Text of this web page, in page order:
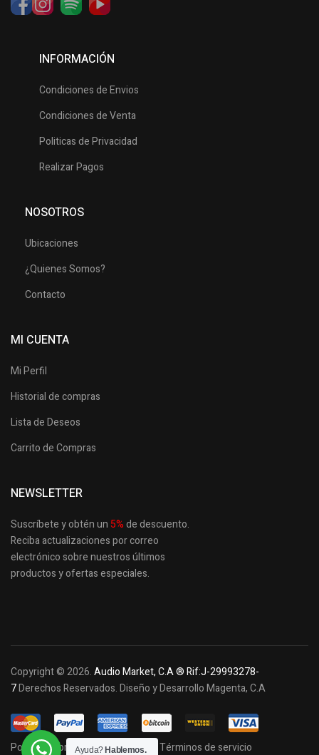
INFORMACIÓN
Condiciones de Envios
Condiciones de Venta
Politicas de Privacidad
Realizar Pagos
NOSOTROS
Ubicaciones
¿Quienes Somos?
Contacto
MI CUENTA
Mi Perfil
Historial de compras
Lista de Deseos
Carrito de Compras
NEWSLETTER
Suscríbete y obtén un 5%de descuento.
Reciba actualizaciones por correo
electrónico sobre nuestros últimos
productosy ofertas especiales.
Copyright © 2026.Audio Market, C.A ® Rif:J-29993278-
7Derechos Reservados. Diseño y Desarrollo Magenta, C.A
Política de privacidad y cookies Términos de servicio
Ayuda? Hablemos.